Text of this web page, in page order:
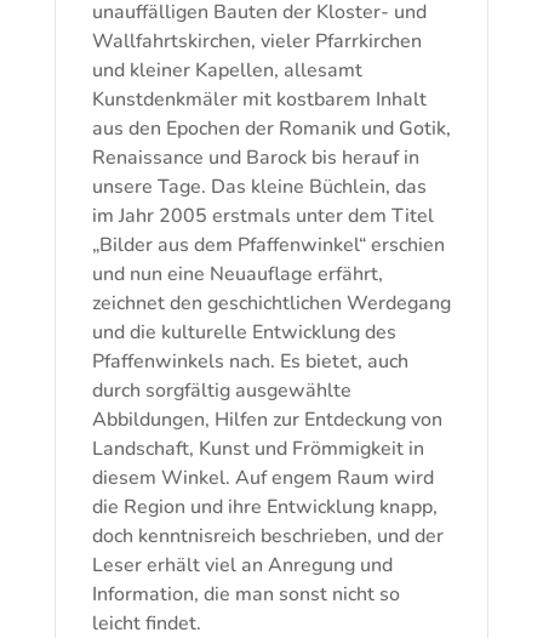
unauffälligen Bauten der Kloster- und
Wallfahrtskirchen, vieler Pfarrkirchen
und kleiner Kapellen, allesamt
Kunstdenkmäler mit kostbarem Inhalt
aus den Epochen der Romanik und Gotik,
Renaissance und Barock bis herauf in
unsere Tage. Das kleine Büchlein, das
im Jahr 2005 erstmals unter dem Titel
„Bilder aus dem Pfaffenwinkel“ erschien
und nun eine Neuauflage erfährt,
zeichnet den geschichtlichen Werdegang
und die kulturelle Entwicklung des
Pfaffenwinkels nach. Es bietet, auch
durch sorgfältig ausgewählte
Abbildungen, Hilfen zur Entdeckung von
Landschaft, Kunst und Frömmigkeit in
diesem Winkel. Auf engem Raum wird
die Region und ihre Entwicklung knapp,
doch kenntnisreich beschrieben, und der
Leser erhält viel an Anregung und
Information, die man sonst nicht so
leicht findet.